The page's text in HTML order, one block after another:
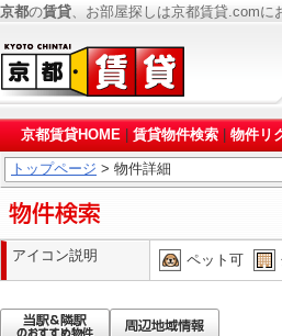
京都の賃貸、お部屋探しは京都賃貸.comに
京都賃貸HOME 賃貸物件検索 物件リ
トップページ > 物件詳細
アイコン説明 ペット可